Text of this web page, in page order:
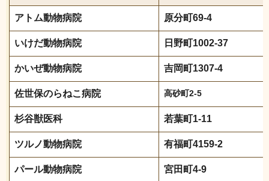
アトム動物病院 原分町69-4
いけだ動物病院 日野町1002-37
かいぜ動物病院 吉岡町1307-4
佐世保のらねこ病院 高砂町2-5
杉谷獣医科 若葉町1-11
ツルノ動物病院 有福町4159-2
パール動物病院 宮田町4-9